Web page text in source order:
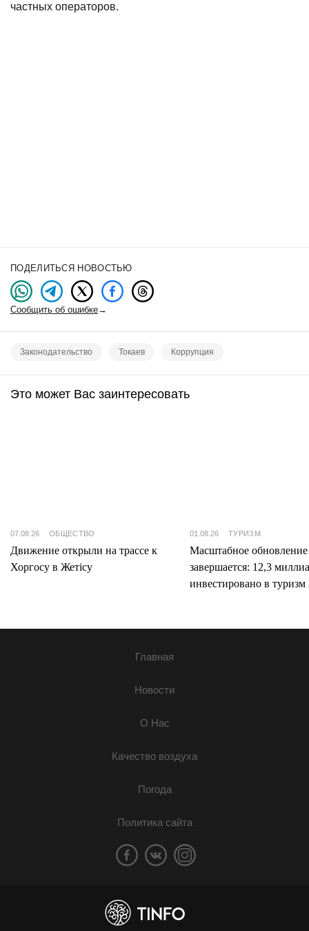
частных операторов.
ПОДЕЛИТЬСЯ НОВОСТЬЮ
Сообщить об ошибке→
Законодательство Токаев Коррупция
Это может Вас заинтересовать
07.08.26 ОБЩЕСТВО
Движение открыли на трассе к
Хоргосу в Жетісу
01.08.26 ТУРИЗМ
Масштабное
завершается: 12,3
инвестировано в туризм
Главная
Новости
О Нас
Качество воздуха
Погода
Политика сайта